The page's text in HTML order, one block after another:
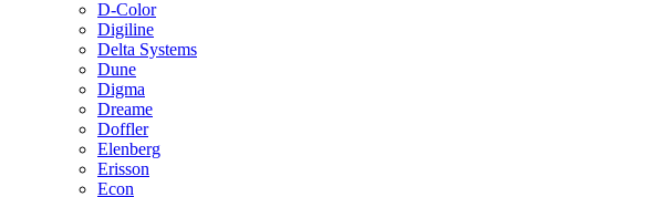
D-Color
Digiline
Delta Systems
Dune
Digma
Dreame
Doffler
Elenberg
Erisson
Econ